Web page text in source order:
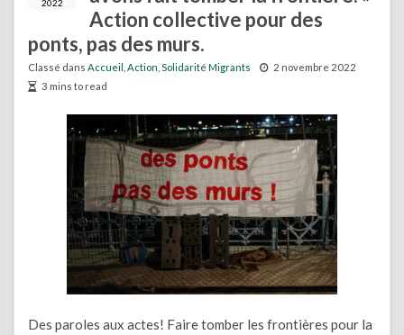
2022
Action collective pour des
ponts, pas des murs.
Classé dans Accueil Action Solidarité Migrants
2 novembre 2022
3 mins to read
Des paroles aux actes! Faire tomber les frontières pour la